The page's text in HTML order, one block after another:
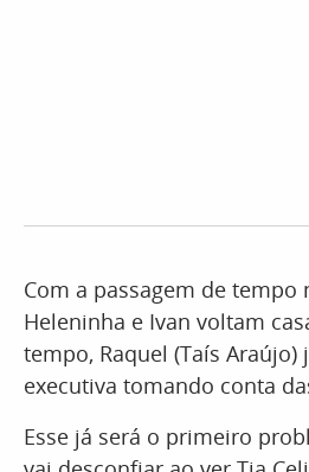
Com a passagem de tempo
Heleninha e Ivan voltam
tempo, Raquel (Taís Araújo)
executiva tomando conta
Esse já será o primeiro